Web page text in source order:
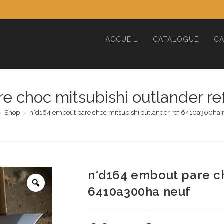
ACCUEIL CATALOGUE
choc mitsubishi outlander
Shop > n°d164 embout pare choc mitsubishi outlander ref 6410a300ha
n°d164 embout pare
6410a300ha neuf